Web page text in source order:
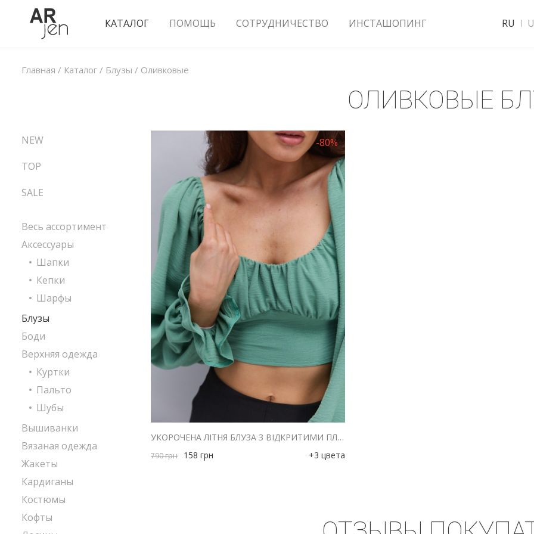
КАТАЛОГ ПОМОЩЬ СОТРУДНИЧЕСТВО ИНСТАШОПИНГ RU
Главная / Каталог / Блузы / Оливковые
ОЛИВКОВЫЕ
-80%
УКОРОЧЕНА ЛІТНЯ БЛУЗА З ВІДКРИТИМИ ПЛЕЧИМА ОЛИВКОВА
790грн 158 грн +3 цвета
NEW
TOP
SALE
Весь ассортимент
Аксессуары
Шапки
Кепки
Шарфы
Блузы
Боди
Верхняя одежда
Куртки
Пальто
Шубы
Вышиванки
Вязаная одежда
Жакеты
Кардиганы
Костюмы
Кофты